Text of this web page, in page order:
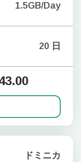
1.5GB/Day
20 日
ドミニカ